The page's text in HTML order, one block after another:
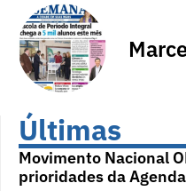
Últimas
Movimento Nacional
prioridades da